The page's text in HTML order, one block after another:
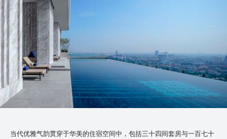
当代优雅气韵贯穿于华美的住宿空间中，包括三十四间套房与一百七十